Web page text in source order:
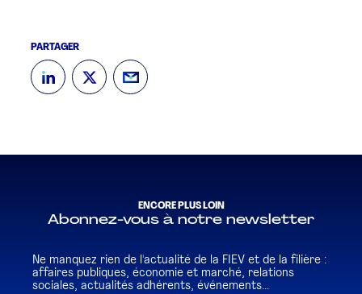
PARTAGER
ENCORE PLUS LOIN
Abonnez-vous à notre newsletter
Ne manquez rien de l'actualité de la FIEV et de la filière :
affaires publiques, économie et marché, relations
sociales, actualités adhérents, événements...